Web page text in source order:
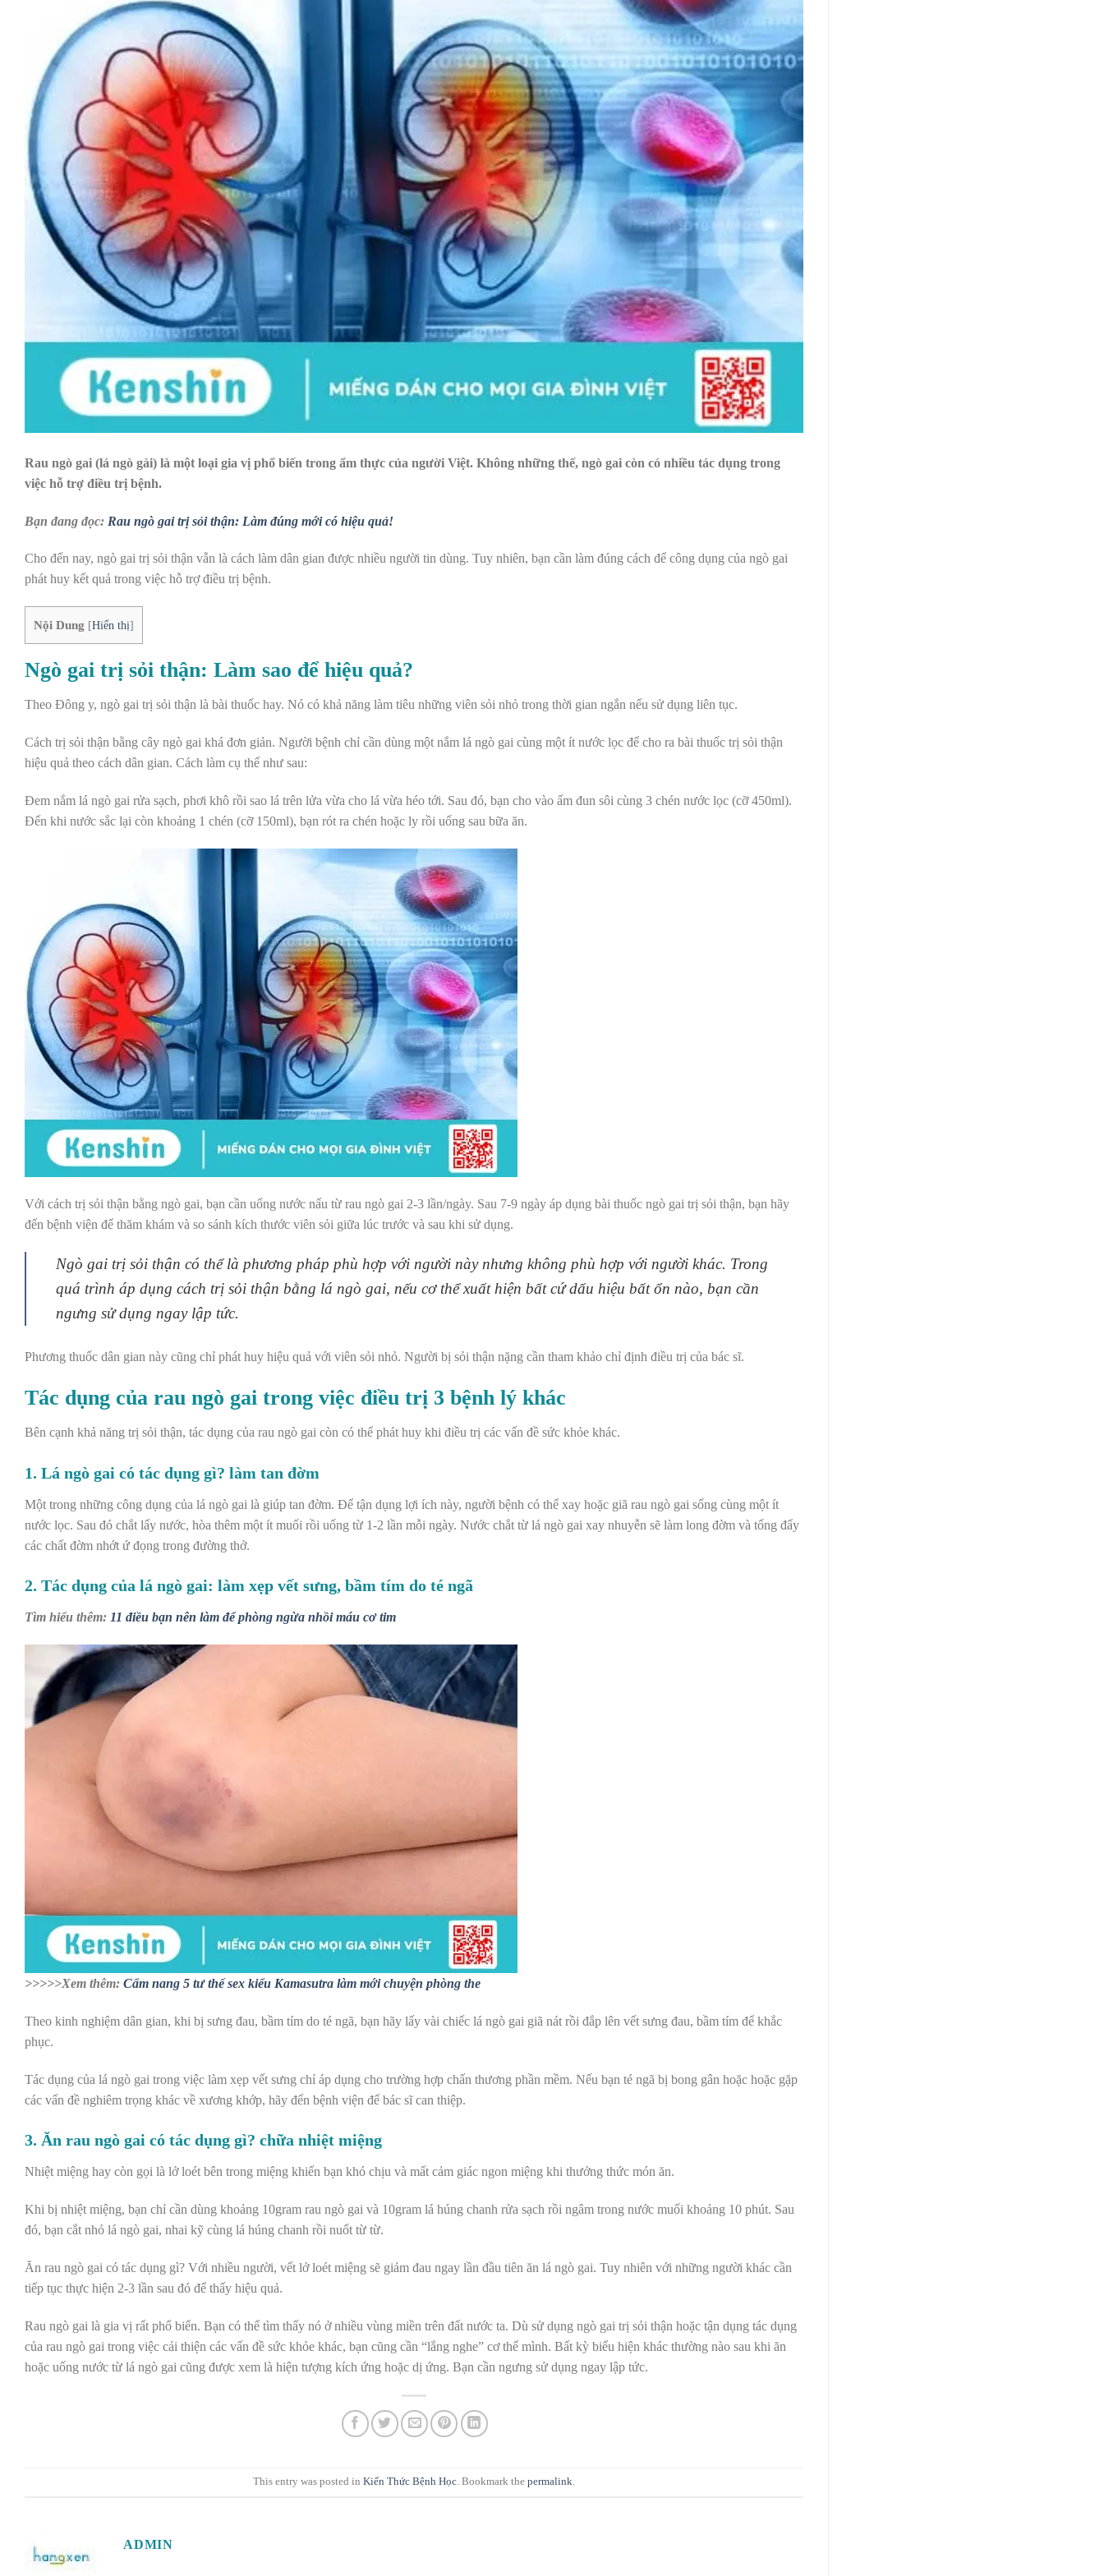
Rau ngò gai (lá ngò gài) là một loại gia vị phổ biến trong ẩm thực của người Việt. Không những thế, ngò gai còn có nhiều tác dụng trong
việc hỗ trợ điều trị bệnh.
Bạn đang đọc: Rau ngò gai trị sỏi thận: Làm đúng mới có hiệu quả!
Cho đến nay, ngò gai trị sỏi thận vẫn là cách làm dân gian được nhiều người tin dùng. Tuy nhiên, bạn cần làm đúng cách để công dụng của ngò gai
phát huy kết quả trong việc hỗ trợ điều trị bệnh.
Nội Dung [Hiển thị]
Ngò gai trị sỏi thận: Làm sao để hiệu quả?
Theo Đông y, ngò gai trị sỏi thận là bài thuốc hay. Nó có khả năng làm tiêu những viên sỏi nhỏ trong thời gian ngắn nếu sử dụng liên tục.
Cách trị sỏi thận bằng cây ngò gai khá đơn giản. Người bệnh chỉ cần dùng một nắm lá ngò gai cùng một ít nước lọc để cho ra bài thuốc trị sỏi thận
hiệu quả theo cách dân gian. Cách làm cụ thể như sau:
Đem nắm lá ngò gai rửa sạch, phơi khô rồi sao lá trên lửa vừa cho lá vừa héo tới. Sau đó, bạn cho vào ấm đun sôi cùng 3 chén nước lọc (cỡ 450ml).
Đến khi nước sắc lại còn khoảng 1 chén (cỡ 150ml), bạn rót ra chén hoặc ly rồi uống sau bữa ăn.
Với cách trị sỏi thận bằng ngò gai, bạn cần uống nước nấu từ rau ngò gai 2-3 lần/ngày. Sau 7-9 ngày áp dụng bài thuốc ngò gai trị sỏi thận, bạn hãy
đến bệnh viện để thăm khám và so sánh kích thước viên sỏi giữa lúc trước và sau khi sử dụng.
Ngò gai trị sỏi thận có thể là phương pháp phù hợp với người này nhưng không phù hợp với người khác. Trong
quá trình áp dụng cách trị sỏi thận bằng lá ngò gai, nếu cơ thể xuất hiện bất cứ dấu hiệu bất ổn nào, bạn cần
ngưng sử dụng ngay lập tức.
Phương thuốc dân gian này cũng chỉ phát huy hiệu quả với viên sỏi nhỏ. Người bị sỏi thận nặng cần tham khảo chỉ định điều trị của bác sĩ.
Tác dụng của rau ngò gai trong việc điều trị 3 bệnh lý khác
Bên cạnh khả năng trị sỏi thận, tác dụng của rau ngò gai còn có thể phát huy khi điều trị các vấn đề sức khỏe khác.
1. Lá ngò gai có tác dụng gì? làm tan đờm
Một trong những công dụng của lá ngò gai là giúp tan đờm. Để tận dụng lợi ích này, người bệnh có thể xay hoặc giã rau ngò gai sống cùng một ít
nước lọc. Sau đó chắt lấy nước, hòa thêm một ít muối rồi uống từ 1-2 lần mỗi ngày. Nước chắt từ lá ngò gai xay nhuyễn sẽ làm long đờm và tống đẩy
các chất đờm nhớt ứ đọng trong đường thở.
2. Tác dụng của lá ngò gai: làm xẹp vết sưng, bầm tím do té ngã
Tìm hiểu thêm: 11 điều bạn nên làm để phòng ngừa nhồi máu cơ tim
>>>>>Xem thêm: Cẩm nang 5 tư thế sex kiểu Kamasutra làm mới chuyện phòng the
Theo kinh nghiệm dân gian, khi bị sưng đau, bầm tím do té ngã, bạn hãy lấy vài chiếc lá ngò gai giã nát rồi đắp lên vết sưng đau, bầm tím để khắc
phục.
Tác dụng của lá ngò gai trong việc làm xẹp vết sưng chỉ áp dụng cho trường hợp chấn thương phần mềm. Nếu bạn té ngã bị bong gân hoặc hoặc gặp
các vấn đề nghiêm trọng khác về xương khớp, hãy đến bệnh viện để bác sĩ can thiệp.
3. Ăn rau ngò gai có tác dụng gì? chữa nhiệt miệng
Nhiệt miệng hay còn gọi là lở loét bên trong miệng khiến bạn khó chịu và mất cảm giác ngon miệng khi thưởng thức món ăn.
Khi bị nhiệt miệng, bạn chỉ cần dùng khoảng 10gram rau ngò gai và 10gram lá húng chanh rửa sạch rồi ngâm trong nước muối khoảng 10 phút. Sau
đó, bạn cắt nhỏ lá ngò gai, nhai kỹ cùng lá húng chanh rồi nuốt từ từ.
Ăn rau ngò gai có tác dụng gì? Với nhiều người, vết lở loét miệng sẽ giảm đau ngay lần đầu tiên ăn lá ngò gai. Tuy nhiên với những người khác cần
tiếp tục thực hiện 2-3 lần sau đó để thấy hiệu quả.
Rau ngò gai là gia vị rất phổ biến. Bạn có thể tìm thấy nó ở nhiều vùng miền trên đất nước ta. Dù sử dụng ngò gai trị sỏi thận hoặc tận dụng tác dụng
của rau ngò gai trong việc cải thiện các vấn đề sức khỏe khác, bạn cũng cần “lắng nghe” cơ thể mình. Bất kỳ biểu hiện khác thường nào sau khi ăn
hoặc uống nước từ lá ngò gai cũng được xem là hiện tượng kích ứng hoặc dị ứng. Bạn cần ngưng sử dụng ngay lập tức.
This entry was posted in Kiến Thức Bệnh Học. Bookmark the permalink.
ADMIN